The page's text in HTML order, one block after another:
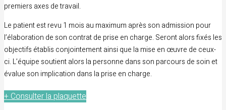
premiers axes de travail.
Le patient est revu 1 mois au maximum après son admission pour
l’élaboration de son contrat de prise en charge. Seront alors fixés les
objectifs établis conjointement ainsi que la mise en œuvre de ceux-
ci. L’équipe soutient alors la personne dans son parcours de soin et
évalue son implication dans la prise en charge.
+ Consulter la plaquette